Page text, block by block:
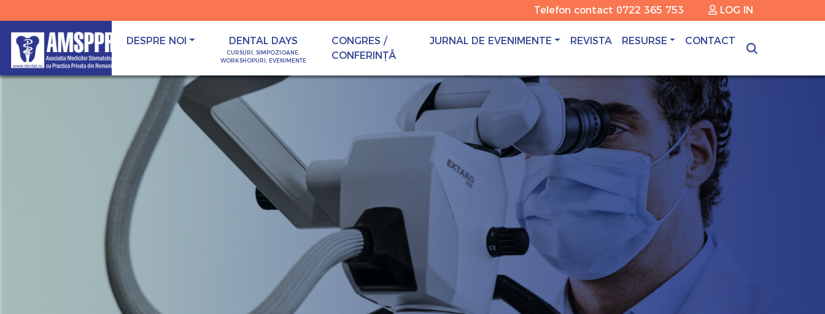
Telefon contact 0722 365 753 LOG IN
DESPRE NOI DENTAL DAYS
CURSURI, SIMPOZIOANE,
WORKSHOPURI, EVENIMENTE
CONGRES /
CONFERINȚĂ
JURNAL DE EVENIMENTE REVISTA RESURSE CONTACT